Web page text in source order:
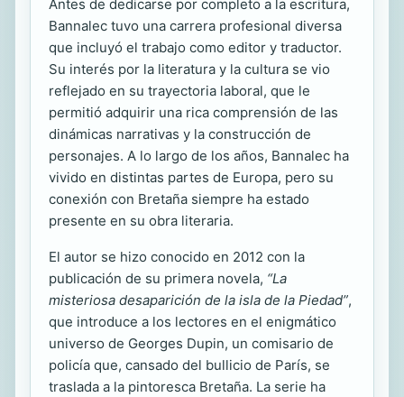
Antes de dedicarse por completo a la escritura,
Bannalec tuvo una carrera profesional diversa
que incluyó el trabajo como editor y traductor.
Su interés por la literatura y la cultura se vio
reflejado en su trayectoria laboral, que le
permitió adquirir una rica comprensión de las
dinámicas narrativas y la construcción de
personajes. A lo largo de los años, Bannalec ha
vivido en distintas partes de Europa, pero su
conexión con Bretaña siempre ha estado
presente en su obra literaria.
El autor se hizo conocido en 2012 con la
publicación de su primera novela, “La
misteriosa desaparición de la isla de la Piedad”,
que introduce a los lectores en el enigmático
universo de Georges Dupin, un comisario de
policía que, cansado del bullicio de París, se
traslada a la pintoresca Bretaña. La serie ha